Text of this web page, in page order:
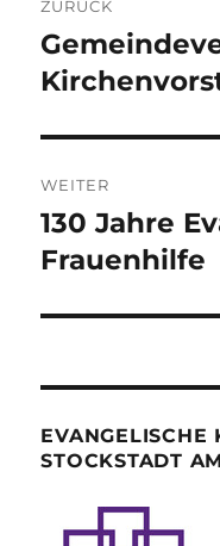
ZURÜCK
Vorheriger
Beitrag:
WEITER
Nächster
Beitrag:
130 Jahre
Frauenhilfe
EVANGELISCHE
STOCKSTADT